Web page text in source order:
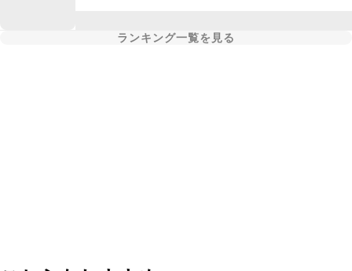
ランキング一覧を見る